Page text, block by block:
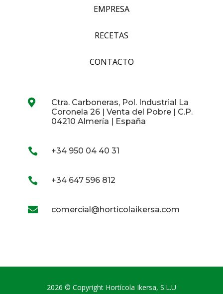
EMPRESA
RECETAS
CONTACTO

Ctra. Carboneras, Pol. Industrial La
Coronela 26 | Venta del Pobre | C.P.
04210 Almería | España
 +34 950 04 40 31
 +34 647 596 812
 comercial@horticolaikersa.com
2026 © Copyright Hortícola Ikersa, S.L.U